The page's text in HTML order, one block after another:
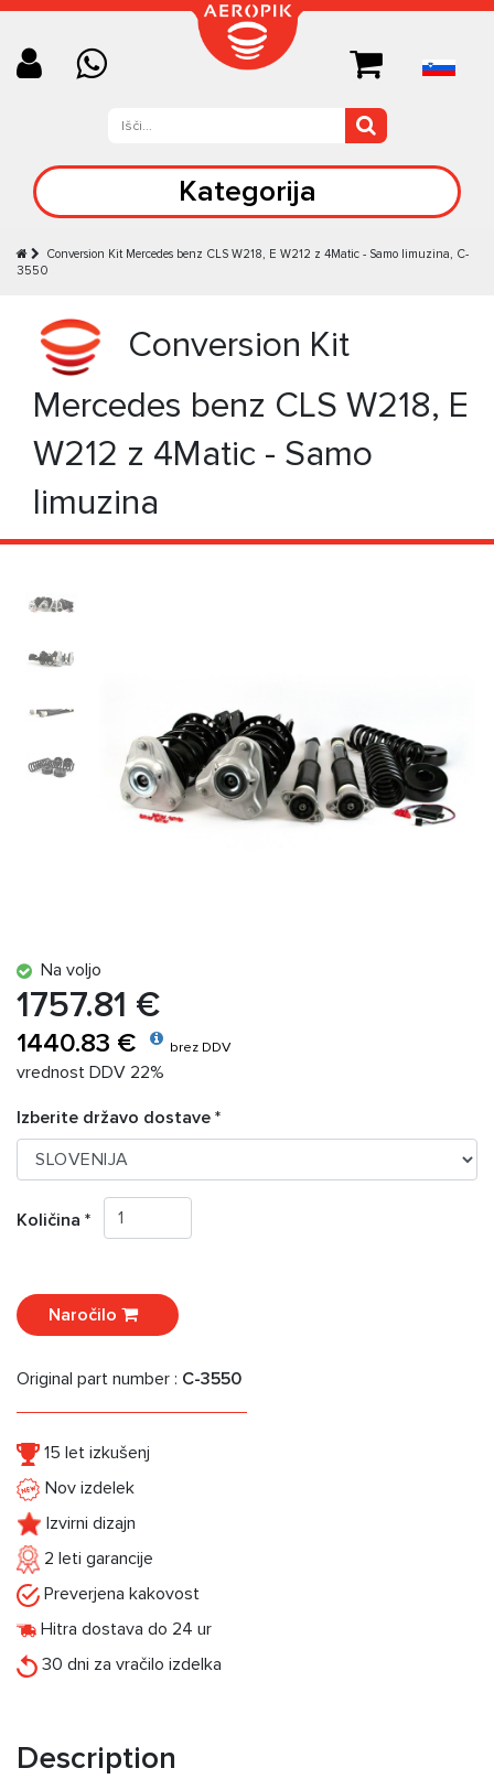
Kategorija
Conversion Kit Mercedes benz CLS W218, E W212 z 4Matic - Samo limuzina, C-
3550
Conversion Kit
Mercedes benz CLS W218, E
W212 z 4Matic - Samo
limuzina
Na voljo
1757.81 €
1440.83 € brez DDV
vrednost DDV 22%
Izberite državo dostave *
Količina *
Naročilo
Original part number : C-3550
15 let izkušenj
Nov izdelek
Izvirni dizajn
2 leti garancije
Preverjena kakovost
Hitra dostava do 24 ur
30 dni za vračilo izdelka
Description